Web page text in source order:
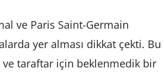
ve Paris Saint-Germain
yer alması dikkat çekti. Bu
taraftar için beklenmedik bir